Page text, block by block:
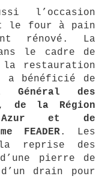
l’occasion
le four à pain
rénové. La
le cadre de
la
restauration
a bénéficié de
Général des
de la Région
d’Azur et de
FEADER. Les
reprise des
pierre de
drain pour